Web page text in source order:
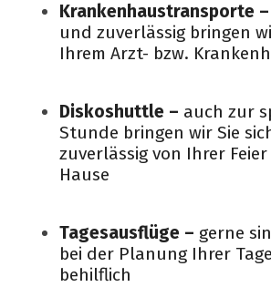
Krankenhaustransporte –
und zuverlässig bringen
Ihrem Arzt- bzw.
Diskoshuttle – auch zur
Stunde bringen wir Sie
zuverlässig von Ihrer
Hause
Tagesausflüge – gerne
bei der Planung Ihrer
behilflich